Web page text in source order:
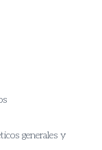
generales y